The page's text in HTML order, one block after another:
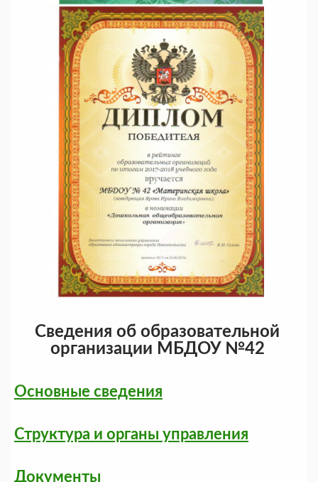
Сведения об образовательной
организации МБДОУ №42
Основные сведения
Структура и органы управления
Документы